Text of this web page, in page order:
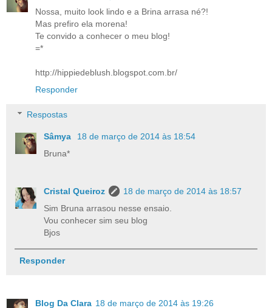
Nossa, muito look lindo e a Brina arrasa né?!
Mas prefiro ela morena!
Te convido a conhecer o meu blog!
=*
http://hippiedeblush.blogspot.com.br/
Responder
Respostas
Sâmya
18 de março de 2014 às 18:54
Bruna*
Cristal Queiroz
18 de março de 2014 às 18:57
Sim Bruna arrasou nesse ensaio.
Vou conhecer sim seu blog
Bjos
Responder
Blog Da Clara 18 de março de 2014 às 19:26